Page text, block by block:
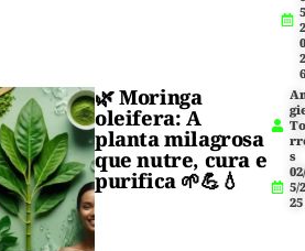
2
0
2
6
🌿Moringa
oleifera: A
planta milagrosa
que nutre, cura e
purifica 🌱💪💧
To
s
5/
25